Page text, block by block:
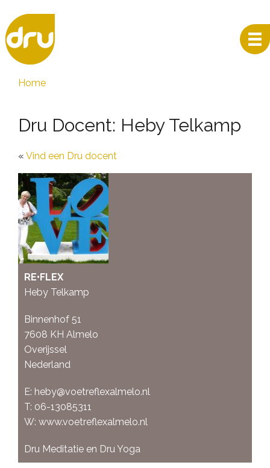
Home
Dru Docent: Heby Telkamp
Vind een Dru docent
RE•FLEX
Heby Telkamp
Binnenhof 51
7608 KH Almelo
Overijssel
Nederland
E: heby@voetreflexalmelo.nl
T: 06-13085311
W: www.voetreflexalmelo.nl
Dru Meditatie en Dru Yoga